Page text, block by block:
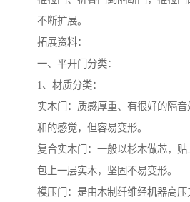
不断扩展。
拓展资料：
一、平开门分类：
1、材质分类：
实木门：质感厚重、有很好的隔
和的感觉，但容易变形。
复合实木门：一般以杉木做芯，
包上一层实木，坚固不易变形。
模压门：是由木制纤维经机器高